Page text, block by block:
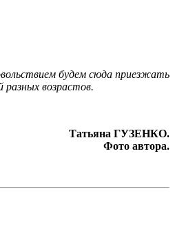
будем сюда приезжать
разных возрастов.
Татьяна ГУЗЕНКО.
Фото автора.